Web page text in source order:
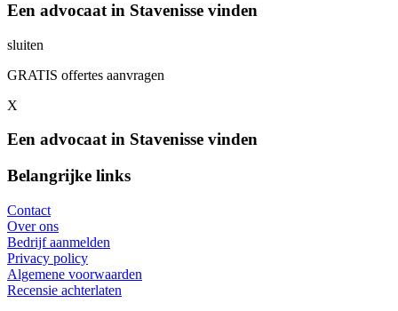
Een advocaat in Stavenisse vinden
sluiten
GRATIS offertes aanvragen
X
Een advocaat in Stavenisse vinden
Belangrijke links
Contact
Over ons
Bedrijf aanmelden
Privacy policy
Algemene voorwaarden
Recensie achterlaten